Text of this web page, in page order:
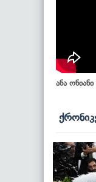
ანა